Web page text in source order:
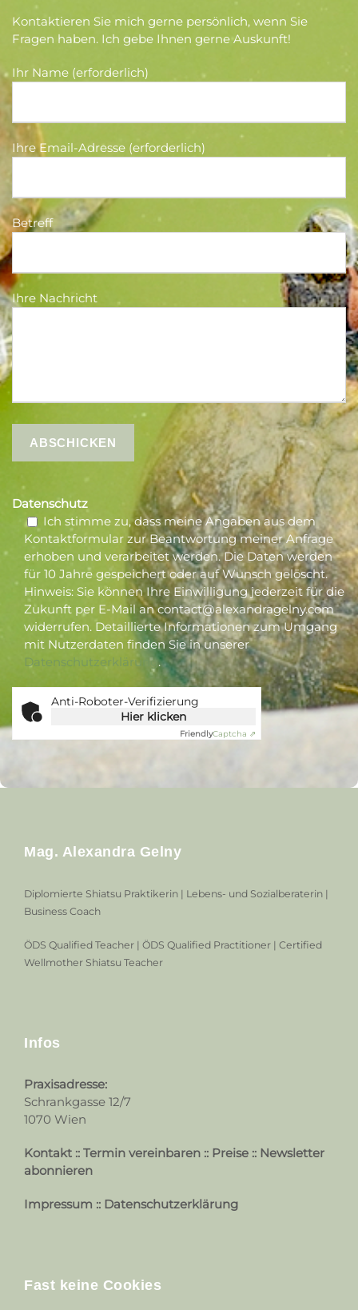
Kontaktieren Sie mich gerne persönlich, wenn Sie
Fragen haben. Ich gebe Ihnen gerne Auskunft!
Ihr Name (erforderlich)
Ihre Email-Adresse (erforderlich)
Betreff
Ihre Nachricht
Datenschutz
Ich stimme zu, dass meine Angaben aus dem
Kontaktformular zur Beantwortung meiner Anfrage
erhoben und verarbeitet werden. Die Daten werden
für 10 Jahre gespeichert oder auf Wunsch gelöscht.
Hinweis: Sie können Ihre Einwilligung jederzeit für die
Zukunft per E-Mail an contact@alexandragelny.com
widerrufen. Detaillierte Informationen zum Umgang
mit Nutzerdaten finden Sie in unserer
Datenschutzerklärung.
Anti-Roboter-Verifizierung
Hier klicken
FriendlyCaptcha ⇗
Mag. Alexandra Gelny
Diplomierte Shiatsu Praktikerin | Lebens- und Sozialberaterin |
Business Coach
ÖDS Qualified Teacher | ÖDS Qualified Practitioner | Certified
Wellmother Shiatsu Teacher
Infos
Praxisadresse:
Schrankgasse 12/7
1070 Wien
Kontakt :: Termin vereinbaren :: Preise :: Newsletter
abonnieren
Impressum :: Datenschutzerklärung
Fast keine Cookies